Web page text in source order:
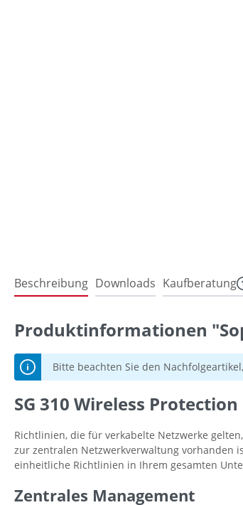
Beschreibung Downloads Kaufberatung
Produktinformationen
Bitte beachten Sie den
SG 310 Wireless
Richtlinien, die für verkabelte Netzwerke
zur zentralen Netzwerkverwaltung vorhanden
einheitliche Richtlinien in Ihrem gesamten
Zentrales Management